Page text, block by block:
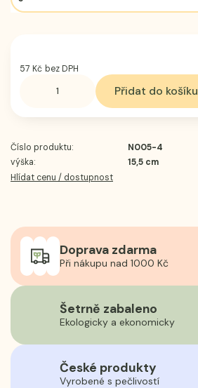
57 Kč bez DPH
Přidat do košíku
Číslo produktu:
N005-4
výška:
15,5 cm
Hlídat cenu / dostupnost
Doprava zdarma
Při nákupu nad 1000 Kč
Šetrně zabaleno
Ekologicky a ekonomicky
České produkty
Vyrobené s pečlivostí